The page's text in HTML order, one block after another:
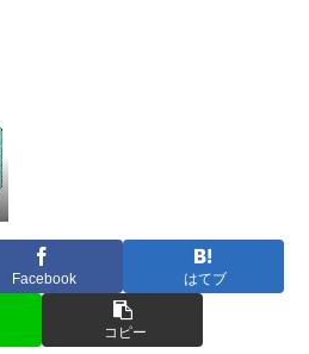
Facebook はてブ
コピー